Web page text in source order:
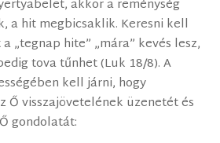
akkor a reménység
a hit megbicsaklik. Keresni kell
„tegnap hite” „mára” kevés lesz,
tova tűnhet (Luk 18/8). A
kell járni, hogy
Ő visszajövetelének üzenetét és
gondolatát: